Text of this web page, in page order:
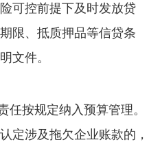
可控前提下及时发放贷
限、抵质押品等信贷条
文件。
按规定纳入预算管理。
定涉及拖欠企业账款的，